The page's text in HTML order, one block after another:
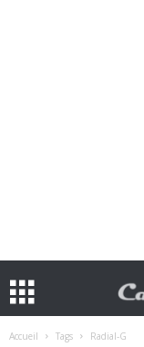
Accueil Tags Radial-G